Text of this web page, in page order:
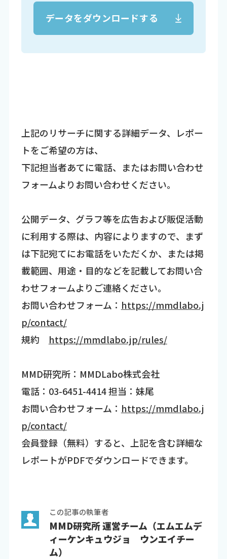
データをダウンロードする
上記のリサーチに関する詳細データ、レポー
トをご希望の方は、
下記担当者あてに電話、またはお問い合わせ
フォームよりお問い合わせください。
公開データ、グラフ等を広告および販促活動
に利用する際は、内容によりますので、まず
は下記宛てにお電話をいただくか、または掲
載範囲、用途・目的などを記載してお問い合
わせフォームよりご連絡ください。
お問い合わせフォーム： https://mmdlabo.j
p/contact/
規約 https://mmdlabo.jp/rules/
MMD研究所：MMDLabo株式会社
電話：03-6451-4414 担当：妹尾
お問い合わせフォーム： https://mmdlabo.j
p/contact/
会員登録（無料）すると、上記を含む詳細な
レポートがPDFでダウンロードできます。
この記事の執筆者
MMD研究所 運営チーム（エムエムデ
ィーケンキュウジョ ウンエイチー
ム）